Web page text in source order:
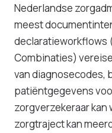
Nederlandse
meest
declaratieworkflows
Combinaties)
van diagnosecodes,
patiëntgegevens
zorgverzekeraar kan
zorgtraject kan